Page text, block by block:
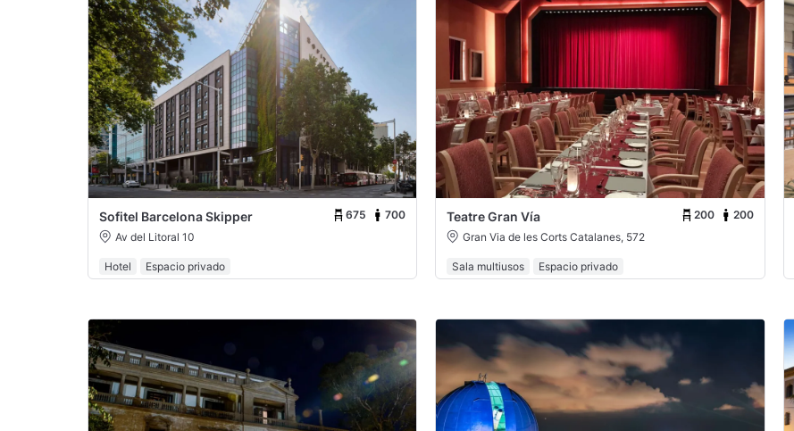
Sofitel Barcelona Skipper 675
700
Av del Litoral 10
Hotel Espacio privado
Teatre Gran Vía 200
200
Gran Via de les Corts Catalanes, 572
Sala multiusos Espacio privado